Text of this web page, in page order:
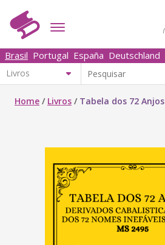
Brasil Portugal España Deutschland
Home / Livros / Tabela dos 72 Anjos